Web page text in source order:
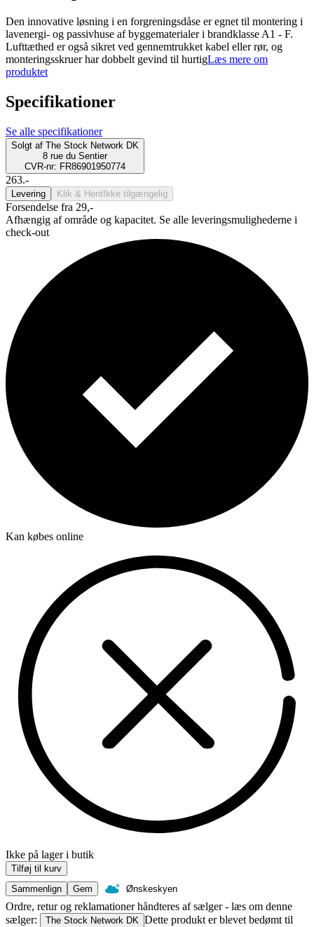
Den innovative løsning i en forgreningsdåse er egnet til montering i
lavenergi- og passivhuse af byggematerialer i brandklasse A1 - F.
Lufttæthed er også sikret ved gennemtrukket kabel eller rør, og
monteringsskruer har dobbelt gevind til hurtigLæs mere om
produktet
Specifikationer
Se alle specifikationer
Solgt af The Stock Network DK
8 rue du Sentier
CVR-nr: FR86901950774
263.-
Levering Klik & Hent Ikke tilgængelig
Forsendelse fra 29,-
Afhængig af område og kapacitet. Se alle leveringsmulighederne i
check-out
Kan købes online
Ikke på lager i butik
Tilføj til kurv
Sammenlign
Gem Ønskeskyen
Ordre, retur og reklamationer håndteres af sælger - læs om denne
sælger:
The Stock Network DK Dette produkt er blevet bedømt til